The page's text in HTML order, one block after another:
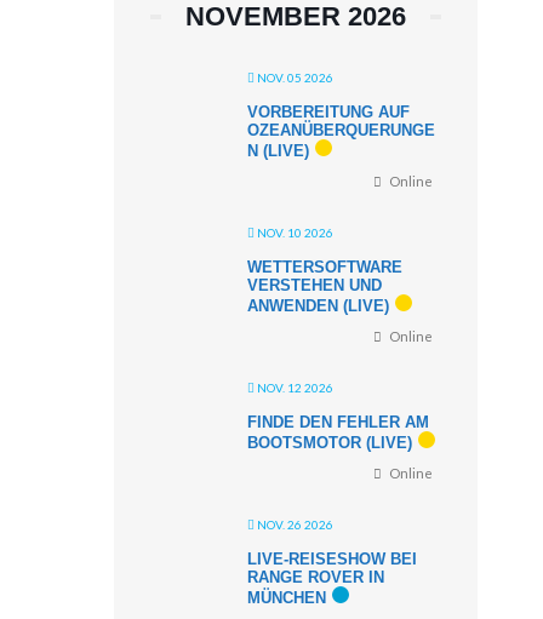
NOVEMBER 2026
NOV. 05 2026
VORBEREITUNG AUF
OZEANÜBERQUERUNGE
N (LIVE)
Online
NOV. 10 2026
WETTERSOFTWARE
VERSTEHEN UND
ANWENDEN (LIVE)
Online
NOV. 12 2026
FINDE DEN FEHLER AM
BOOTSMOTOR (LIVE)
Online
NOV. 26 2026
LIVE-REISESHOW BEI
RANGE ROVER IN
MÜNCHEN